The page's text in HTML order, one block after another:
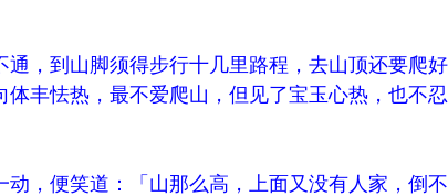
，到山脚须得步行十几里路程，去山顶还要爬
丰怯热，最不爱爬山，但见了宝玉心热，也不
，便笑道：「山那么高，上面又没有人家，倒